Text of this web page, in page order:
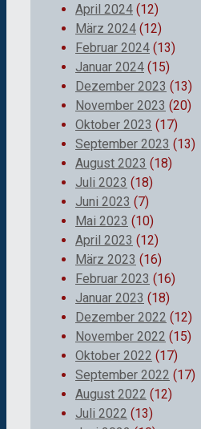
April 2024 (12)
März 2024 (12)
Februar 2024 (13)
Januar 2024 (15)
Dezember 2023 (13)
November 2023 (20)
Oktober 2023 (17)
September 2023 (13)
August 2023 (18)
Juli 2023 (18)
Juni 2023 (7)
Mai 2023 (10)
April 2023 (12)
März 2023 (16)
Februar 2023 (16)
Januar 2023 (18)
Dezember 2022 (12)
November 2022 (15)
Oktober 2022 (17)
September 2022 (17)
August 2022 (12)
Juli 2022 (13)